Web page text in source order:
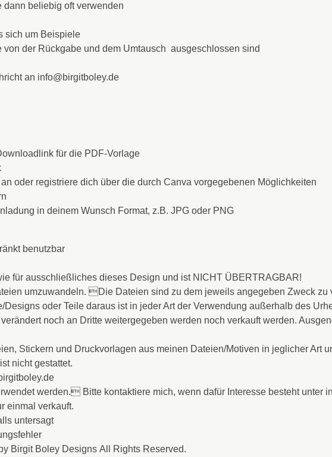
beliebig oft verwenden
sich um Beispiele
der Rückgabe und dem Umtausch ausgeschlossen sind
an info@birgitboley.de
für die PDF-Vorlage
oder registriere dich über die durch Canva vorgegebenen Möglichkeiten
in deinem Wunsch Format, z.B. JPG oder PNG
benutzbar
für ausschließliches dieses Design und ist NICHT ÜBERTRAGBAR!
umzuwandeln. Die Dateien sind zu dem jeweils angegeben Zweck
oder Teile daraus ist in jeder Art der Verwendung außerhalb des
noch an Dritte weitergegeben werden noch verkauft werden.
Stickern und Druckvorlagen aus meinen Dateien/Motiven in jeglicher Art
nicht gestattet.
werden. Bitte kontaktiere mich, wenn dafür Interesse besteht unter
einmal verkauft.
untersagt
Birgit Boley Designs All Rights Reserved.